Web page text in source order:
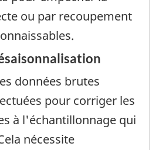
ou par recoupement
données brutes
pour corriger les
à l'échantillonnage qui
nécessite